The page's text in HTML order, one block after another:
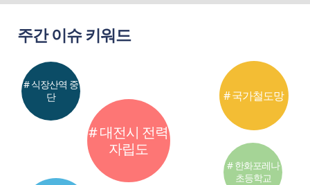
주간 이슈 키워드
# 대전시 전력
자립도
# 국가철도망
# 식장산역 중
단
# 한화포레나
초등학교